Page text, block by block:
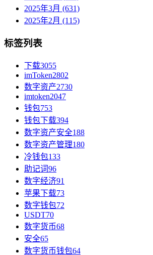
2025年3月 (631)
2025年2月 (115)
标签列表
下载3055
imToken2802
数字资产2730
imtoken2047
钱包753
钱包下载394
数字资产安全188
数字资产管理180
冷钱包133
助记词96
数字经济91
苹果下载73
数字钱包72
USDT70
数字货币68
安全65
数字货币钱包64